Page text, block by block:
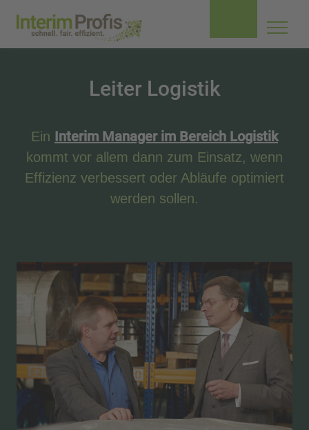
Leiter Logistik
Ein Interim Manager im Bereich Logistik
kommt vor allem dann zum Einsatz, wenn
Effizienz verbessert oder Abläufe optimiert
werden sollen.